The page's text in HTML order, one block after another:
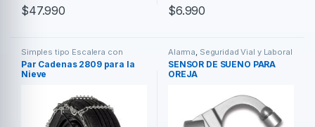
$47.990 $6.990
Simples tipo Escalera con
rompe hielo Cadenas
Par Cadenas 2809 para la
Nieve
Alarma Seguridad Vial y Laboral
SENSOR DE SUENO PARA
OREJA